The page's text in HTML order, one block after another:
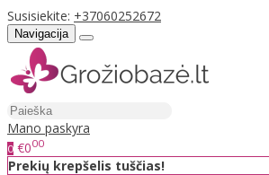
Susisiekite: +37060252672
Navigacija
Mano paskyra
0 €000
Prekių krepšelis tuščias!